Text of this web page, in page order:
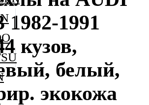
1982-1991
кузов,
белый,
экокожа